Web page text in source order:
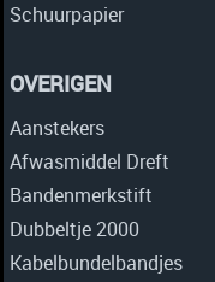
Schuurpapier
OVERIGEN
Aanstekers
Afwasmiddel Dreft
Bandenmerkstift
Dubbeltje 2000
Kabelbundelbandjes